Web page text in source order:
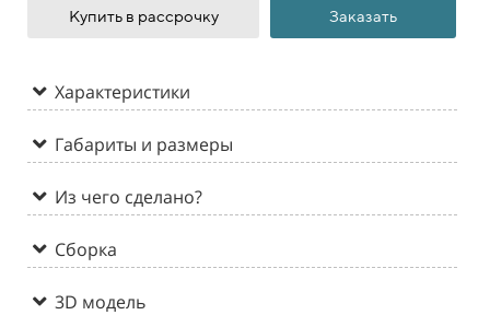
Купить в рассрочку Заказать
Характеристики
Габариты и размеры
Из чего сделано?
Сборка
3D модель